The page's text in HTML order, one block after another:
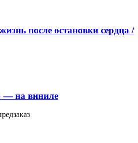
после остановки сердца /
— на виниле